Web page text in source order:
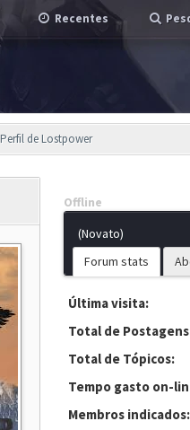
Recentes
Perfil de Lostpower
Offline
(Novato)
Forum stats
Última visita:
Total de
Total de Tópicos:
Tempo gasto on-
Membros indicados: